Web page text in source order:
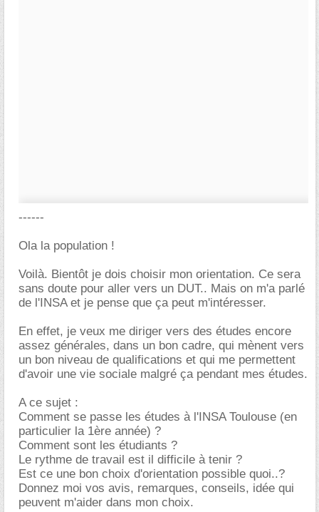
------
Ola la population !
Voilà. Bientôt je dois choisir mon orientation. Ce sera
sans doute pour aller vers un DUT.. Mais on m'a parlé
de l'INSA et je pense que ça peut m'intéresser.
En effet, je veux me diriger vers des études encore
assez générales, dans un bon cadre, qui mènent vers
un bon niveau de qualifications et qui me permettent
d'avoir une vie sociale malgré ça pendant mes études.
A ce sujet :
Comment se passe les études à l'INSA Toulouse (en
particulier la 1ère année) ?
Comment sont les étudiants ?
Le rythme de travail est il difficile à tenir ?
Est ce une bon choix d'orientation possible quoi..?
Donnez moi vos avis, remarques, conseils, idée qui
peuvent m'aider dans mon choix.